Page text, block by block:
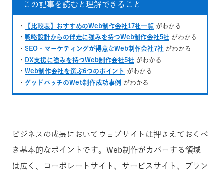
この記事を読むと理解できること
・ 【比較表】おすすめのWeb制作会社17社一覧 がわかる
・ 戦略設計からの伴走に強みを持つWeb制作会社5社 がわかる
・ SEO・マーケティングが得意なWeb制作会社7社 がわかる
・
DX支援に強みを持つWeb制作会社5社 がわかる
・ Web制作会社を選ぶ6つのポイント がわかる
・ グッドパッチのWeb制作成功事例 がわかる
ビジネスの成長においてウェブサイトは押さえておくべ
き基本的なポイントです。Web制作がカバーする領域
は広く、コーポレートサイト、サービスサイト、ブラン